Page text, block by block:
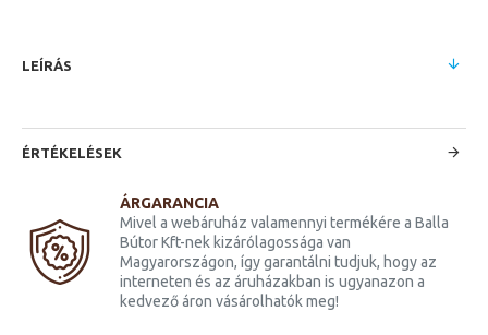
LEÍRÁS
ÉRTÉKELÉSEK
ÁRGARANCIA
Mivel a webáruház valamennyi termékére a Balla
Bútor Kft-nek kizárólagossága van
Magyarországon, így garantálni tudjuk, hogy az
interneten és az áruházakban is ugyanazon a
kedvező áron vásárolhatók meg!